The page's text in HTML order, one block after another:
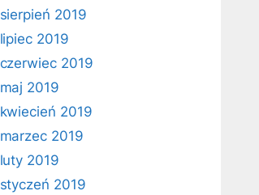
sierpień 2019
lipiec 2019
czerwiec 2019
maj 2019
kwiecień 2019
marzec 2019
luty 2019
styczeń 2019